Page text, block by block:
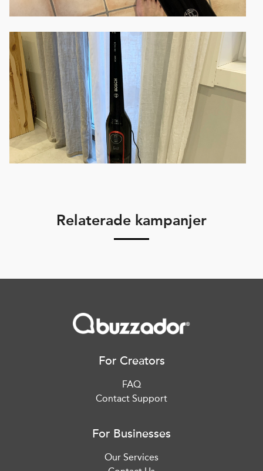
Relaterade kampanjer
For Creators
FAQ
Contact Support
For Businesses
Our Services